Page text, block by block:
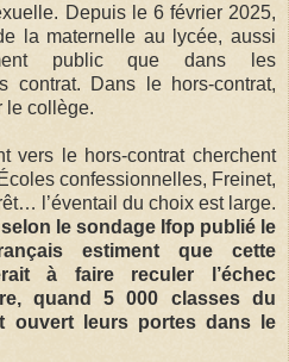
Depuis le 6 février 2025,
la maternelle au lycée, aussi
public que dans les
contrat. Dans le hors-contrat,
le collège.
vers le hors-contrat cherchent
confessionnelles, Freinet,
l’éventail du choix est large.
selon le sondage Ifop publié le
estiment que cette
à faire reculer l’échec
quand 5 000 classes du
ouvert leurs portes dans le